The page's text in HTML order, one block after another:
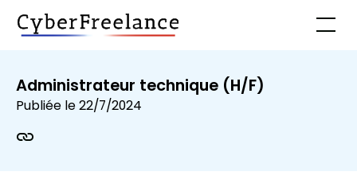
Administrateur technique (H/F)
Publiée le22/7/2024